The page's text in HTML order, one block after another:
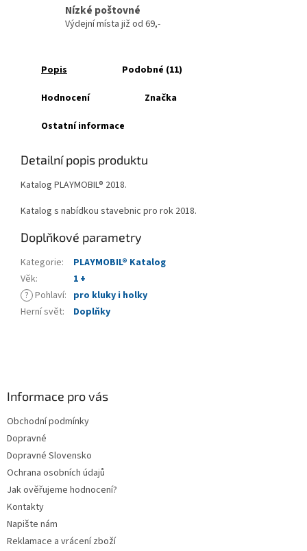
Nízké poštovné
Výdejní místa již od 69,-
Popis Podobné (11)
Hodnocení Značka
Ostatní informace
Detailní popis produktu
Katalog PLAYMOBIL® 2018.
Katalog s nabídkou stavebnic pro rok 2018.
Doplňkové parametry
Kategorie:
PLAYMOBIL® Katalog
Věk:
1 +
? Pohlaví: pro kluky i holky
Herní svět: Doplňky
Informace pro vás
Obchodní podmínky
Dopravné
Dopravné Slovensko
Ochrana osobních údajů
Jak ověřujeme hodnocení?
Kontakty
Napište nám
Reklamace a vrácení zboží